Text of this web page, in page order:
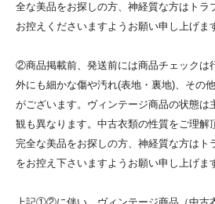
全な美品をお探しの方、神経質な方はトラ
お控えくださいますようお願い申し上げま
②商品掲載前、発送前には商品チェックは
外にも細かな傷や汚れ(表地・裏地)、その
がございます。ヴィンテージ商品の状態は
観も異なります。中古衣類の性質をご理解
完全な美品をお探しの方、神経質な方はト
をお控え下さいますようお願い申し上げま